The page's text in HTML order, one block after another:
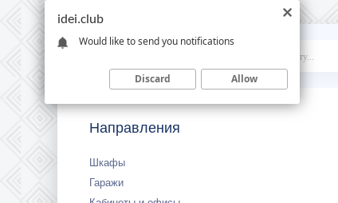
Idei
Направления
Шкафы
Гаражи
idei.club
Would like to send you notifications
Discard Allow